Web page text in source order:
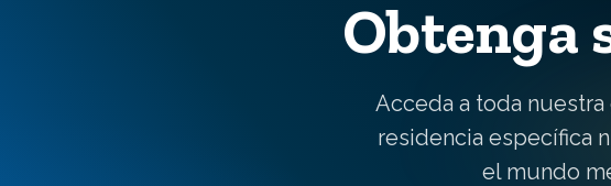
Obtenga
Acceda a toda
residencia específica
el mundo